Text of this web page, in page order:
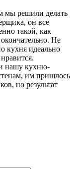
мы решили делать
он все
такой, как
Не
кухня идеально
нашу кухню-
им пришлось
но результат